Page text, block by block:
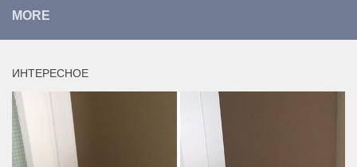
MORE
ИНТЕРЕСНОЕ